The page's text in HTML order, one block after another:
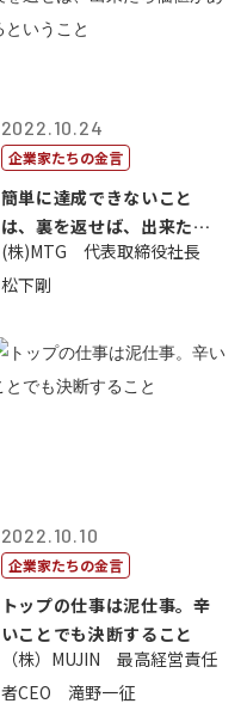
2022.10.24
企業家たちの金言
簡単に達成できないこと
は、裏を返せば、出来たら
価値があるとい...
(株)MTG 代表取締役社長
松下剛
2022.10.10
企業家たちの金言
トップの仕事は泥仕事。辛
いことでも決断すること
（株）MUJIN 最高経営責任
者CEO 滝野一征